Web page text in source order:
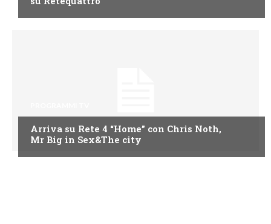
Arriva su Rete 4 “Home” con Chris Noth,
Mr Big in Sex&The city